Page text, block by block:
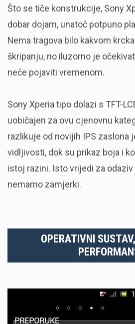
Što se tiče konstrukcije, Sony
dobar dojam, unatoč potpuno
Nema tragova bilo kakvom
škripanju, no iluzorno je
neće pojaviti vremenom.
Sony Xperia tipo dolazi s TFT-
uobičajen za ovu cjenovnu
razlikuje od novijih IPS zaslona
vidljivosti, dok su prikaz boja i
istoj razini. Isto vrijedi za
nemamo zamjerki.
OPERATIVNI